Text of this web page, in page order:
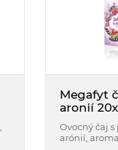
Megafyt
aronií
Ovocný čaj
arónií,